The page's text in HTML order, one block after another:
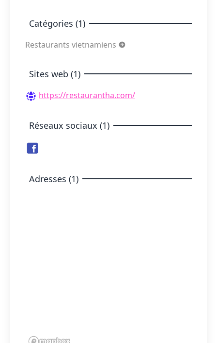
Catégories (1)
Restaurants vietnamiens
Sites web (1)
https://restaurantha.com/
Réseaux sociaux (1)
Adresses (1)